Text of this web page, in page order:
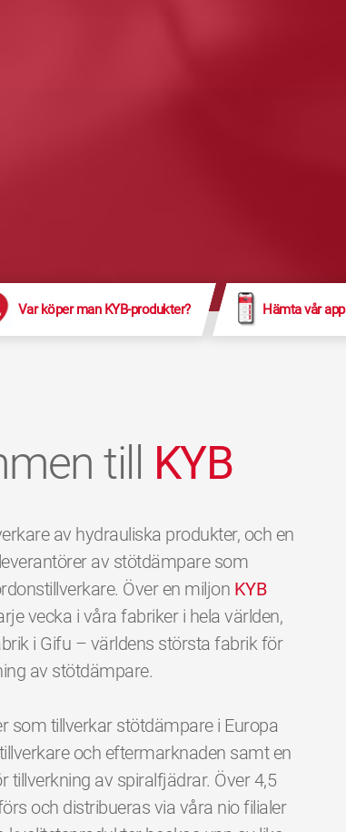
Var köper man KYB-produkter? Hämta vår app
till KYB
av hydrauliska produkter, och en
av stötdämpare som
Över en miljon KYB
vecka i våra fabriker i hela världen,
i Gifu – världens största fabrik för
av stötdämpare.
som tillverkar stötdämpare i Europa
och eftermarknaden samt en
tillverkning av spiralfjädrar. Över 4,5
och distribueras via våra nio filialer